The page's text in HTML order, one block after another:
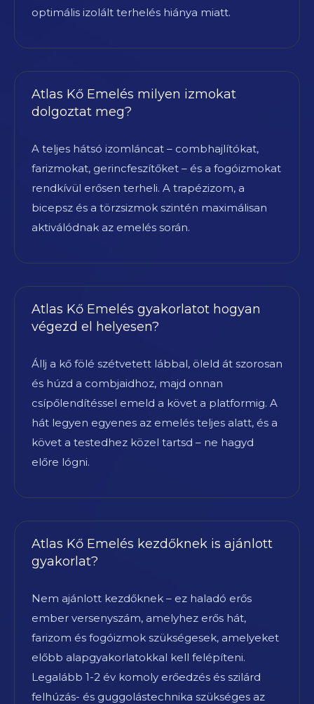
optimális izolált terhelés hiánya miatt.
Atlas Kő Emelés milyen izmokat
dolgoztat meg?
A teljes hátsó izomláncat – combhajlítókat,
farizmokat, gerincfeszítőket – és a fogóizmokat
rendkívül erősen terheli. A trapézizom, a
bicepsz és a törzsizmok szintén maximálisan
aktiválódnak az emelés során.
Atlas Kő Emelés gyakorlatot hogyan
végezd el helyesen?
Állj a kő fölé szétvetett lábbal, öleld át szorosan
és húzd a combjaidhoz, majd onnan
csípőlendítéssel emeld a követ a platformig. A
hát legyen egyenes az emelés teljes alatt, és a
követ a testedhez közel tartsd – ne hagyd
előre lógni.
Atlas Kő Emelés kezdőknek is ajánlott
gyakorlat?
Nem ajánlott kezdőknek – ez haladó erős
ember versenyszám, amelyhez erős hát,
farizom és fogóizmok szükségesek, amelyeket
előbb alapgyakorlatokkal kell felépíteni.
Legalább 1-2 év komoly erőedzés és szilárd
felhúzás- és guggolástechnika szükséges az